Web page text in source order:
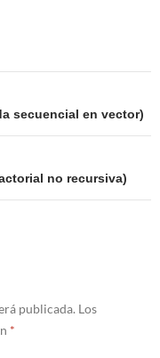
secuencial en vector)
no recursiva)
publicada. Los
*